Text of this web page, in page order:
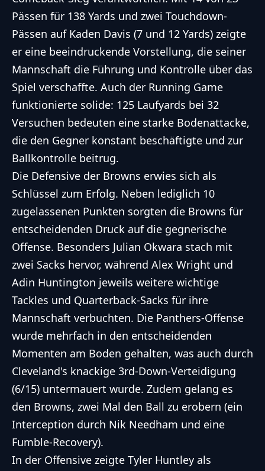
Pässen für 138 Yards und zwei Touchdown-
Pässen auf Kaden Davis (7 und 12 Yards) zeigte
er eine beeindruckende Vorstellung, die seiner
Mannschaft die Führung und Kontrolle über das
Spiel verschaffte. Auch der Running Game
funktionierte solide: 125 Laufyards bei 32
Versuchen bedeuten eine starke Bodenattacke,
die den Gegner konstant beschäftigte und zur
Ballkontrolle beitrug.
Die Defensive der Browns erwies sich als
Schlüssel zum Erfolg. Neben lediglich 10
zugelassenen Punkten sorgten die Browns für
entscheidenden Druck auf die gegnerische
Offense. Besonders Julian Okwara stach mit
zwei Sacks hervor, während Alex Wright und
Adin Huntington jeweils weitere wichtige
Tackles und Quarterback-Sacks für ihre
Mannschaft verbuchten. Die Panthers-Offense
wurde mehrfach in den entscheidenden
Momenten am Boden gehalten, was auch durch
Cleveland's knackige 3rd-Down-Verteidigung
(6/15) untermauert wurde. Zudem gelang es
den Browns, zwei Mal den Ball zu erobern (ein
Interception durch Nik Needham und eine
Fumble-Recovery).
In der Offensive zeigte Tyler Huntley als